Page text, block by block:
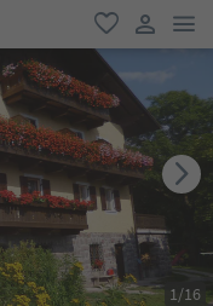
favorit
user link
1/16